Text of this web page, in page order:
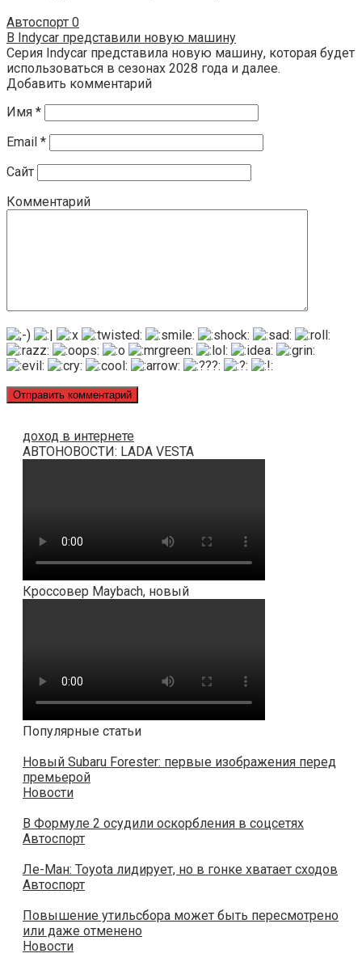
Автоспорт 0
В Indycar представили новую машину
Серия Indycar представила новую машину, которая будет
использоваться в сезонах 2028 года и далее.
Добавить комментарий
Имя *
Email *
Сайт
Комментарий
доход в интернете
АВТОНОВОСТИ: LADA VESTA
Кроссовер Maybach, новый
Популярные статьи
Новый Subaru Forester: первые изображения перед
премьерой
Новости
В Формуле 2 осудили оскорбления в соцсетях
Автоспорт
Ле-Ман: Toyota лидирует, но в гонке хватает сходов
Автоспорт
Повышение утильсбора может быть пересмотрено
или даже отменено
Новости